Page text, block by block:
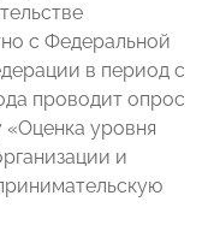
с Федеральной
в период с
проводит опрос
«Оценка уровня
и